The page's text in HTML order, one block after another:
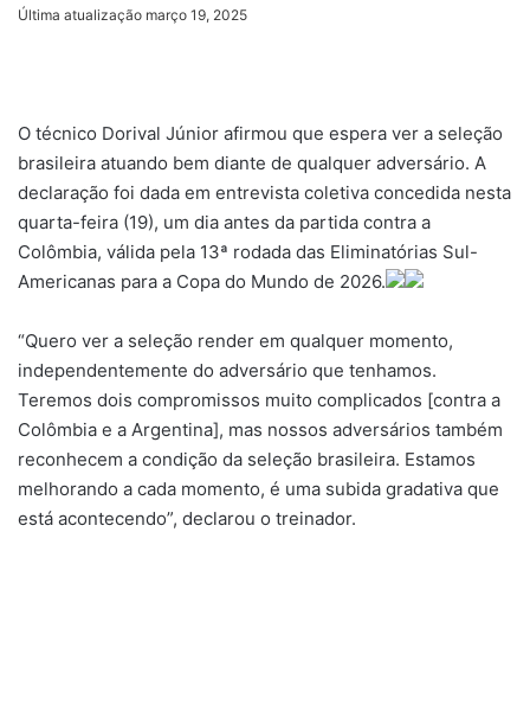
Última atualização março 19, 2025
O técnico Dorival Júnior afirmou que espera ver a seleção
brasileira atuando bem diante de qualquer adversário. A
declaração foi dada em entrevista coletiva concedida nesta
quarta-feira (19), um dia antes da partida contra a
Colômbia, válida pela 13ª rodada das Eliminatórias Sul-
Americanas para a Copa do Mundo de 2026.
“Quero ver a seleção render em qualquer momento,
independentemente do adversário que tenhamos.
Teremos dois compromissos muito complicados [contra a
Colômbia e a Argentina], mas nossos adversários também
reconhecem a condição da seleção brasileira. Estamos
melhorando a cada momento, é uma subida gradativa que
está acontecendo”, declarou o treinador.